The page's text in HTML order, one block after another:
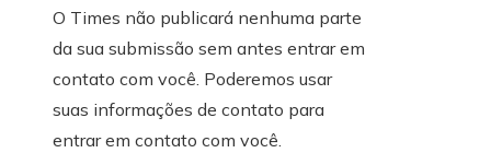
O Times não publicará nenhuma parte
da sua submissão sem antes entrar em
contato com você. Poderemos usar
suas informações de contato para
entrar em contato com você.